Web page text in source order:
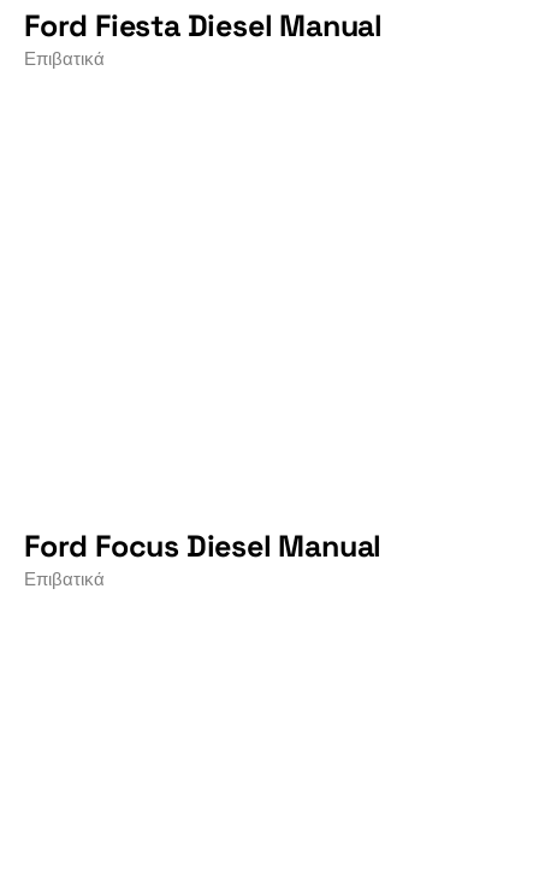
Ford Fiesta Diesel Manual
Επιβατικά
Ford Focus Diesel Manual
Επιβατικά